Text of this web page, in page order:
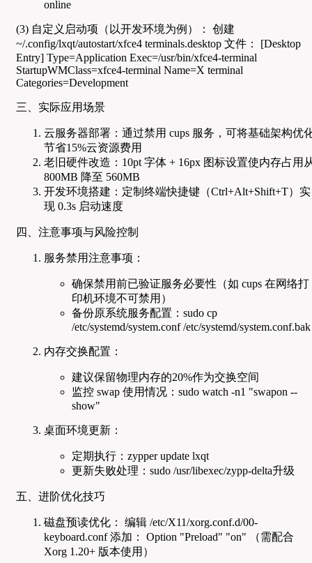
online
(3) 自定义启动项（以开发环境为例）： 创建
~/.config/lxqt/autostart/xfce4 terminals.desktop 文件： [Desktop
Entry] Type=Application Exec=/usr/bin/xfce4-terminal
StartupWMClass=xfce4-terminal Name=X terminal
Categories=Development
三、实际应用场景
云服务器部署：通过禁用 cups 服务，可将基础架构优
节省15%云资源费用
老旧硬件改造：10pt 字体 + 16px 图标设置使内存占用
800MB 降至 560MB
开发环境搭建：定制终端快捷键（Ctrl+Alt+Shift+T）实
现 0.3s 启动速度
四、注意事项与风险控制
服务禁用注意事项：
确保禁用前已验证服务必要性（如 cups 在网络打
印机环境不可禁用）
备份原系统服务配置：sudo cp
/etc/systemd/system.conf /etc/systemd/system.conf.bak
内存交换配置：
建议保留物理内存的20%作为交换空间
监控 swap 使用情况：sudo watch -n1 "swapon --
show"
桌面环境更新：
定期执行：zypper update lxqt
更新失败处理：sudo /usr/libexec/zypp-delta升级
五、进阶优化技巧
磁盘预读优化： 编辑 /etc/X11/xorg.conf.d/00-
keyboard.conf 添加： Option "Preload" "on" （需配合
Xorg 1.20+ 版本使用）